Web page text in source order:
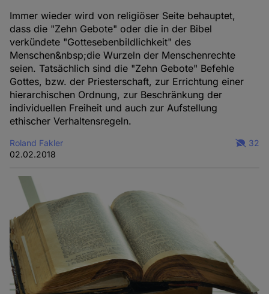
Immer wieder wird von religiöser Seite behauptet,
dass die "Zehn Gebote" oder die in der Bibel
verkündete "Gottesebenbildlichkeit" des
Menschen&nbsp;die Wurzeln der Menschenrechte
seien. Tatsächlich sind die "Zehn Gebote" Befehle
Gottes, bzw. der Priesterschaft, zur Errichtung einer
hierarchischen Ordnung, zur Beschränkung der
individuellen Freiheit und auch zur Aufstellung
ethischer Verhaltensregeln.
Roland Fakler
02.02.2018
32